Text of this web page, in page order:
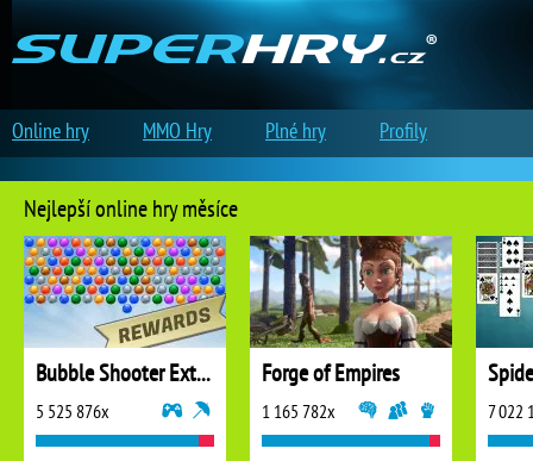
Nejlepší online hry měsíce
Bubble Shooter Extreme
5 525 876x
Forge of Empires
1 165 782x 7 022
Online hry MMO Hry Plné hry Profily